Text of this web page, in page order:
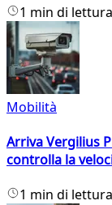
1 min di lettura
Mobilità
Arriva Vergilius
controlla la
1 min di lettura